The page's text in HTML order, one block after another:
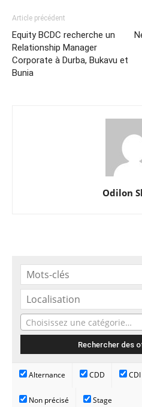
Article précédent
Equity BCDC recherche un
Relationship Manager
Corporate à Durba, Bukavu et
Bunia
Odilon
Choisissez une catégorie…
Alternance CDD CDI
Non précisé Stage